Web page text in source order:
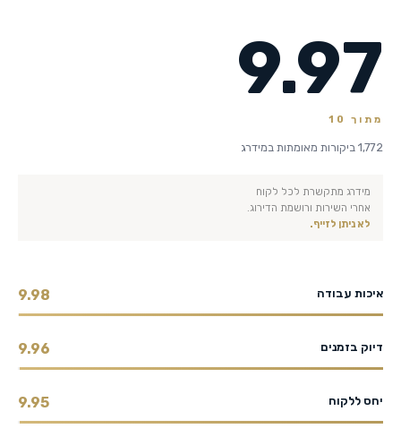
9.97
מתוך 10
1,772 ביקורות מאומתות במידרג
מידרג מתקשרת לכל לקוח
אחרי השירות ורושמת הדירוג.
לא ניתן לזייף.
איכות עבודה 9.98
דיוק בזמנים 9.96
יחס ללקוח 9.95